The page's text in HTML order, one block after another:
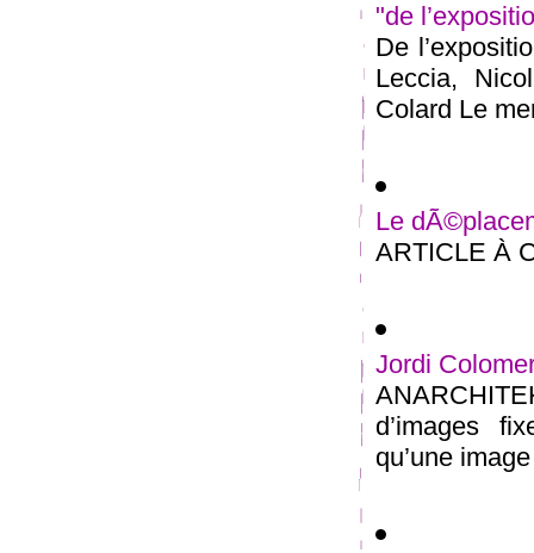
"de
De
Leccia,
Colard Le
Le
ARTICLE À
Jordi
d’images
qu’une